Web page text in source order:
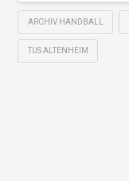
ARCHIV HANDBALL
TUS ALTENHEIM